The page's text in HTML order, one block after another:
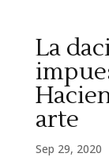
La
arte
Sep 29, 2020